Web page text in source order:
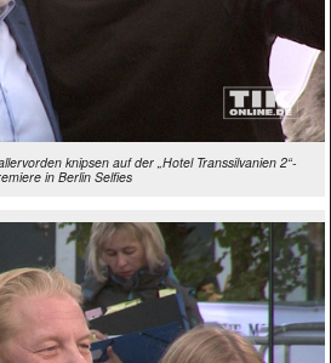
knipsen auf der „Hotel Transsilvanien 2“-
in Berlin Selfies